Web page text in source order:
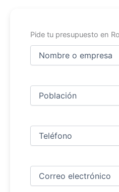
Pide tu presupuesto en
Nombre
Ciudad
Teléfono
Correo
electrónico (Obligatorio)